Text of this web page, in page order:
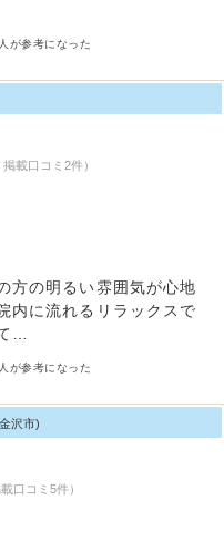
が参考になった
載口コミ2件）
方の明るい雰囲気が心地
内に流れるリラックスで
…
が参考になった
沢市)
口コミ5件）